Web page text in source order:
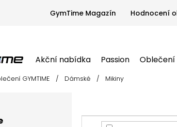
GymTime Magazín Hodnocení
Akční nabídka Passion Oblečení
Passion Oblečení EXALTED
GYMTIME / Dámské / Mikiny